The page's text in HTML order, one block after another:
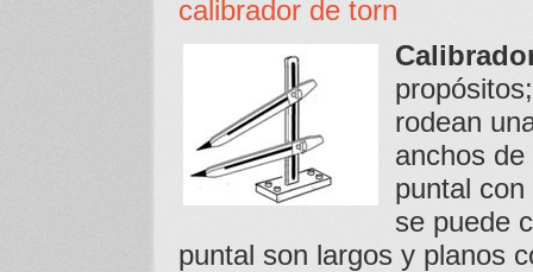
calibrador de torn
rodean
anchos
puntal
se puede
puntal son largos y planos